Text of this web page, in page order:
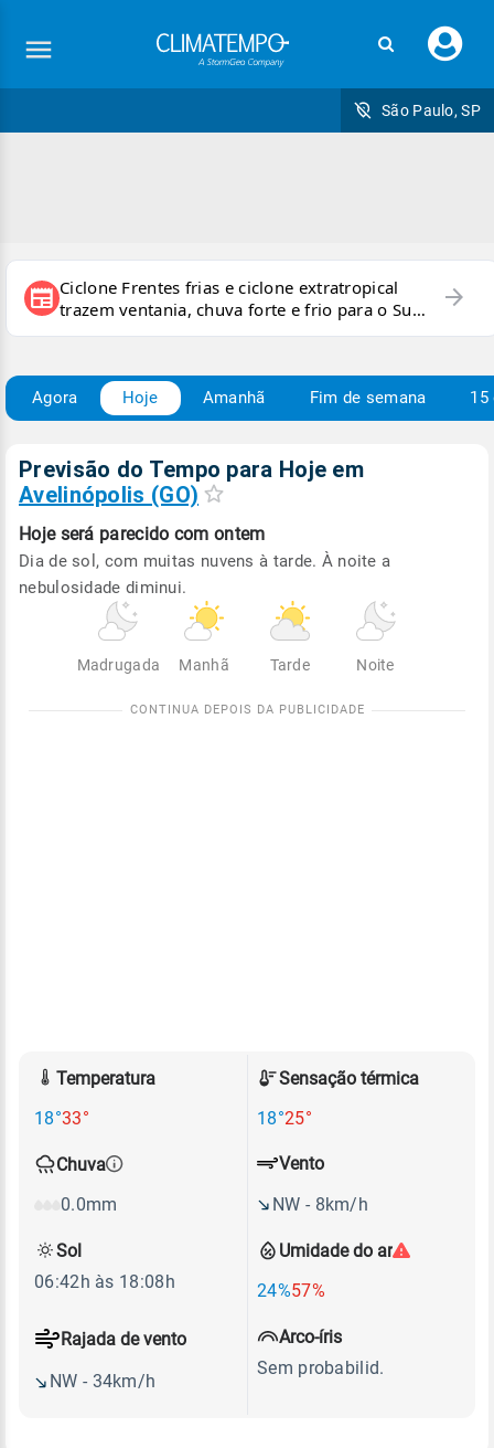
seu
São Paulo, SP
newspaper Ciclone Frentes frias e ciclone extratropical
trazem ventania, chuva forte e frio para o Sul
e Sudeste
arrow_forward
Agora Hoje Amanhã Fim de semana 15
Previsão do Tempo para Hoje em
Avelinópolis (GO)
Hoje será parecido com ontem
Dia de sol, com muitas nuvens à tarde. À noite a
nebulosidade diminui.
Madrugada Manhã Tarde Noite
Temperatura
18°33°
Sensação térmica
18°25°
Chuva
0.0mm
Umidade do ar
24%57%
Vento
NW - 8km/h
Rajada de vento
NW - 34km/h
Sol
06:42h às 18:08h
Arco-íris
Sem probabilid.